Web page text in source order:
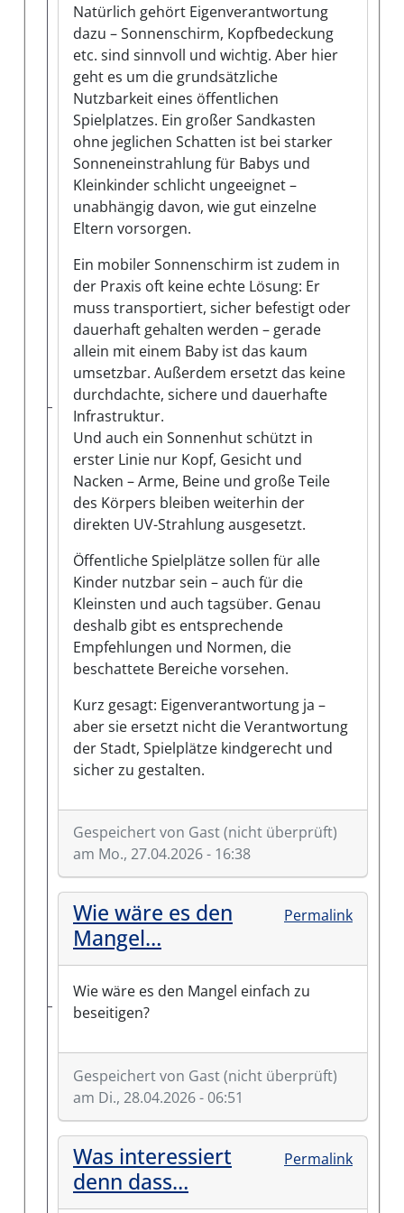
Natürlich gehört Eigenverantwortung
dazu – Sonnenschirm, Kopfbedeckung
etc. sind sinnvoll und wichtig. Aber hier
geht es um die grundsätzliche
Nutzbarkeit eines öffentlichen
Spielplatzes. Ein großer Sandkasten
ohne jeglichen Schatten ist bei starker
Sonneneinstrahlung für Babys und
Kleinkinder schlicht ungeeignet –
unabhängig davon, wie gut einzelne
Eltern vorsorgen.
Ein mobiler Sonnenschirm ist zudem in
der Praxis oft keine echte Lösung: Er
muss transportiert, sicher befestigt oder
dauerhaft gehalten werden – gerade
allein mit einem Baby ist das kaum
umsetzbar. Außerdem ersetzt das keine
durchdachte, sichere und dauerhafte
Infrastruktur.
Und auch ein Sonnenhut schützt in
erster Linie nur Kopf, Gesicht und
Nacken – Arme, Beine und große Teile
des Körpers bleiben weiterhin der
direkten UV-Strahlung ausgesetzt.
Öffentliche Spielplätze sollen für alle
Kinder nutzbar sein – auch für die
Kleinsten und auch tagsüber. Genau
deshalb gibt es entsprechende
Empfehlungen und Normen, die
beschattete Bereiche vorsehen.
Kurz gesagt: Eigenverantwortung ja –
aber sie ersetzt nicht die Verantwortung
der Stadt, Spielplätze kindgerecht und
sicher zu gestalten.
Gespeichert von Gast (nicht überprüft)
am Mo., 27.04.2026 - 16:38
Antwort aufWie wäre es…vonGAST (nicht
Wie wäre es den
Mangel…
Permalink
Wie wäre es den Mangel einfach zu
beseitigen?
Gespeichert von Gast (nicht überprüft)
am Di., 28.04.2026 - 06:51
Antwort aufWie wäre es…vonGAST (nicht
Was interessiert
denn dass…
Permalink